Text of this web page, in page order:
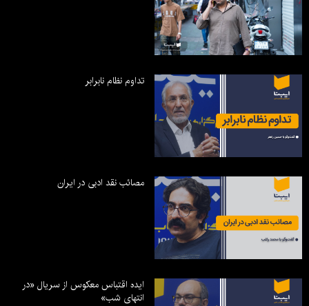
تداوم نظام نابرابر
مصائب نقد ادبی در ایران
ایده اقتباس معکوس از سریال «در
انتهای شب»